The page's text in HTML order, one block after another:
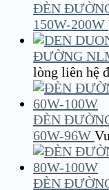
ĐÈN
150W-200W
ĐƯỜNG
lòng liên hệ
ĐÈN
60W-96W
ĐÈN